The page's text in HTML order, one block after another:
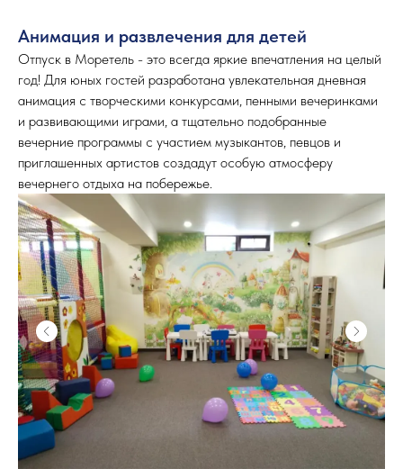
Анимация и развлечения для детей
Отпуск в Моретель - это всегда яркие впечатления на целый
год! Для юных гостей разработана увлекательная дневная
анимация с творческими конкурсами, пенными вечеринками
и развивающими играми, а тщательно подобранные
вечерние программы с участием музыкантов, певцов и
приглашенных артистов создадут особую атмосферу
вечернего отдыха на побережье.